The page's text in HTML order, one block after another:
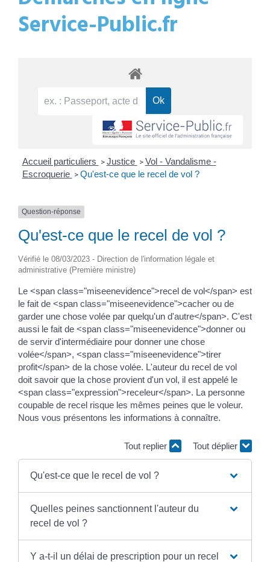
Service-Public.fr
Accueil particuliers > Justice > Vol - Vandalisme -
Escroquerie > Qu'est-ce que le recel de vol ?
Question-réponse
Qu'est-ce que le recel de vol ?
Vérifié le 08/03/2023 - Direction de l'information légale et
administrative (Première ministre)
Le <span class="miseenevidence">recel de vol</span> est
le fait de <span class="miseenevidence">cacher ou de
garder une chose volée par quelqu'un d'autre</span>. C'est
aussi le fait de <span class="miseenevidence">donner ou
de servir d'intermédiaire pour donner une chose
volée</span>, <span class="miseenevidence">tirer
profit</span> de la chose volée. L'auteur du recel de vol
doit savoir que la chose provient d'un vol, il est appelé le
<span class="expression">receleur</span>. La personne
coupable de recel risque les mêmes peines que le voleur.
Nous vous présentons les informations à connaître.
Tout replier Tout déplier
Qu'est-ce que le recel de vol ?
Quelles peines sanctionnent l'auteur du
recel de vol ?
Y a-t-il un délai de prescription pour un recel